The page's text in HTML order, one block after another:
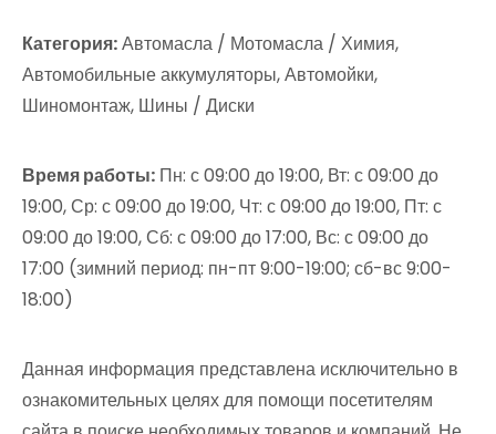
Категория:Автомасла / Мотомасла / Химия,
Автомобильные аккумуляторы, Автомойки,
Шиномонтаж, Шины / Диски
Время работы: Пн: с 09:00 до 19:00, Вт: с 09:00 до
19:00, Ср: с 09:00 до 19:00, Чт: с 09:00 до 19:00, Пт: с
09:00 до 19:00, Сб: с 09:00 до 17:00, Вс: с 09:00 до
17:00 (зимний период: пн-пт 9:00-19:00; сб-вс 9:00-
18:00)
Данная информация представлена исключительно в
ознакомительных целях для помощи посетителям